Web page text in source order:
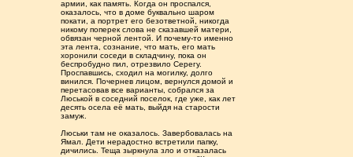
армии, как память. Когда он проспался,
оказалось, что в доме буквально шаром
покати, а портрет его безответной, никогда
никому поперек слова не сказавшей матери,
обвязан черной лентой. И почему-то именно
эта лента, сознание, что мать, его мать
хоронили соседи в складчину, пока он
беспробудно пил, отрезвило Серегу.
Проспавшись, сходил на могилку, долго
винился. Почернев лицом, вернулся домой и
перетасовав все варианты, собрался за
Люськой в соседний поселок, где уже, как лет
десять осела её мать, выйдя на старости
замуж.
Люськи там не оказалось. Завербовалась на
Ямал. Дети нерадостно встретили папку,
дичились. Теща зыркнула зло и отказалась